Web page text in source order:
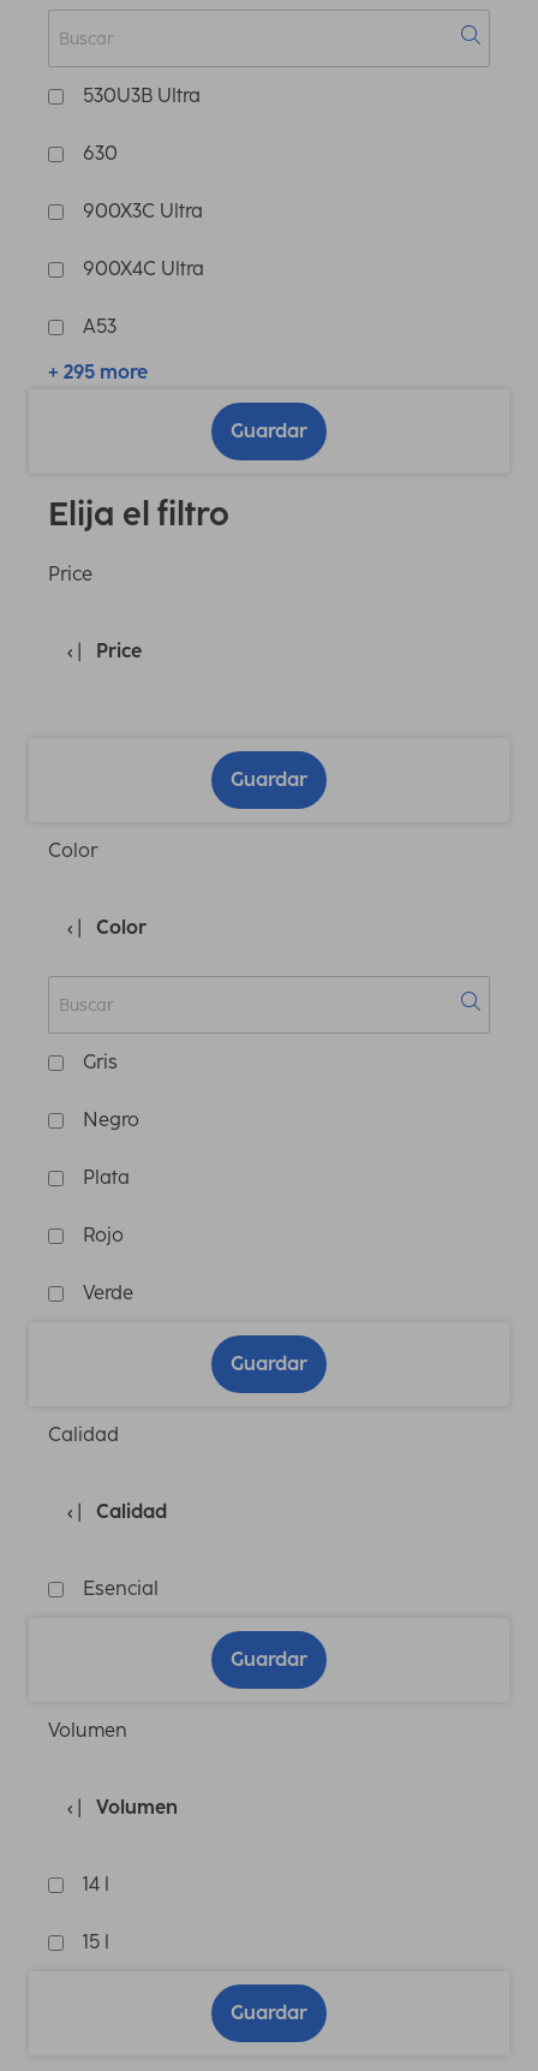
530U3B Ultra
630
900X3C Ultra
900X4C Ultra
A53
+ 295 more
Guardar
Elija el filtro
Price
Price
Guardar
Color
Color
Gris
Negro
Plata
Rojo
Verde
Guardar
Calidad
Calidad
Esencial
Guardar
Volumen
Volumen
14 l
15 l
Guardar